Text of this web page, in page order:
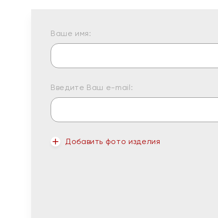
Ваше имя:
Введите Ваш e-mail:
Добавить фото изделия